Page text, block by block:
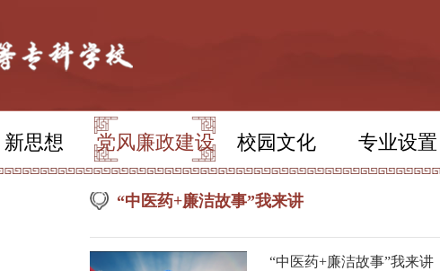
新思想 党风廉政建设 校园文化 专业设置
“中医药+廉洁故事”我来讲
“中医药+廉洁故事”我来讲